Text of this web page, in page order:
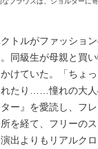
トルがファッショ
同級生が母親と買
けていた。「ちょ
たり……憧れの大人
ター』を愛読し、フ
を経て、フリーの
出よりもリアルク